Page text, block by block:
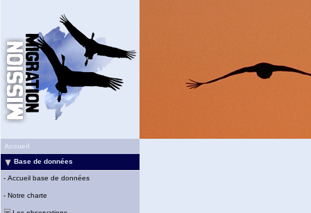
Accueil
Base de données
- Accueil base de données
- Notre charte